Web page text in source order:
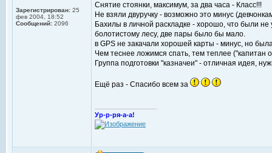
Зарегистрирован: 25
фев 2004, 18:52
Сообщений: 2096
Снятие стоянки, максимум, за два часа - Класс!!!
Не взяли двуручку - возможно это минус
Бахилы в личной раскладке - хорошо, что были
болотистому лесу, две пары было бы мало.
в GPS не закачали хорошей карты - минус, но
Чем теснее ложимся спать, тем теплее ("капитан
Группа подготовки "казначеи" - отличная идея,
Ещё раз - Спасибо всем за
Ур-р-ря-а-а!